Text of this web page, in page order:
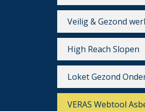
Veilig & Gezond
High Reach Slopen
Loket Gezond
VERAS Webtool